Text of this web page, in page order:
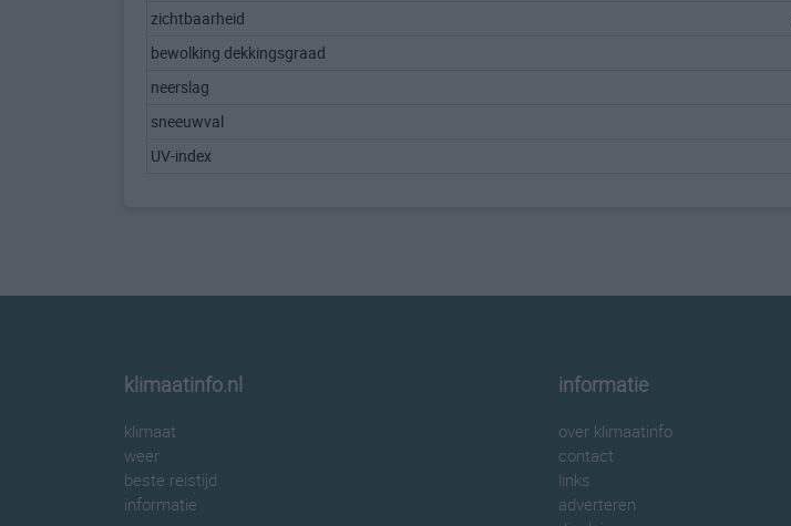
zichtbaarheid
bewolking dekkingsgraad
neerslag
sneeuwval
UV-index
klimaatinfo.nl
klimaat
weer
beste reistijd
informatie
informatie
over klimaatinfo
contact
links
adverteren